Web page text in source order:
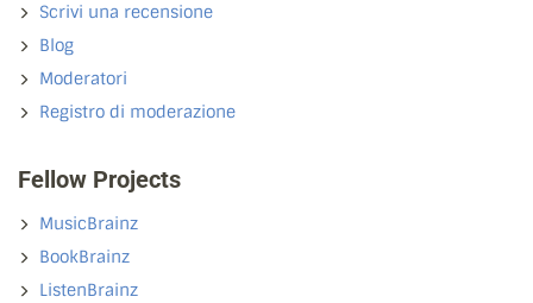
Scrivi una recensione
Blog
Moderatori
Registro di moderazione
Fellow Projects
MusicBrainz
BookBrainz
ListenBrainz